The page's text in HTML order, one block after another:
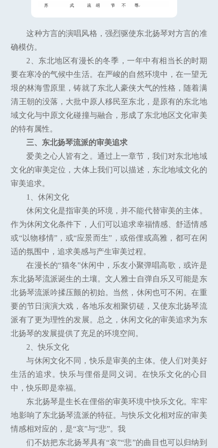
这种方言的演唱风格，强烈驱使东北扬琴对方言的准
确模仿。
2、东北地区有漫长的冬季，一年中有相当长的时期
要在寒冷的气候中生活。在严峻的自然环境中，在一望无
垠的林海雪原里，铸就了东北人豪侠大气的性格，随着满
清王朝的没落，大批中原人移民至东北，是原有的东北地
域文化与中原文化碰撞与融合，形成了东北地区文化审美
的特有属性。
三、东北扬琴流派的审美追求
爱美之心人皆有之。通过上一章节，我们对东北地域
文化的审美定位，大体上我们可以描述，东北地域文化的
审美追求。
1、休闲文化
休闲文化是指审美的环境，并不能代替审美的主体。
作为休闲文化条件下，人们可以追求幸福情感、舒适情感
或“以物移情”，或“应景而生”，或俗俚或高雅，都可在闲
适的氛围中，追求美感与产生审美过程。
在漫长的“猫冬”休闲中，乐友小聚弹唱高歌，或许是
东北扬琴流派诞生的土壤。文人雅士自弹自乐又可能是东
北扬琴流派吟揉压颤的初始。当然，休闲也可不闲。在重
要的节日演演大戏，各地乐友相聚切磋，又使东北扬琴流
派有了更为理性的发展。总之，休闲文化的审美追求为东
北扬琴的发展提供了充足的环境空间。
2、快乐文化
与休闲文化不同，快乐是审美的主体。使人们对美好
生活的追求。快乐与俚俗是同义词。在快乐文化的心目
中，快乐即是幸福。
东北扬琴是生长在俚俗的审美环境中快乐文化。牢牢
地影响了东北扬琴流派的特征。与快乐文化相对应的审美
情感相对应的，是“哀”与“悲”。我
们不妨把东北扬琴具有“哀”“悲”的曲目也可以归纳到